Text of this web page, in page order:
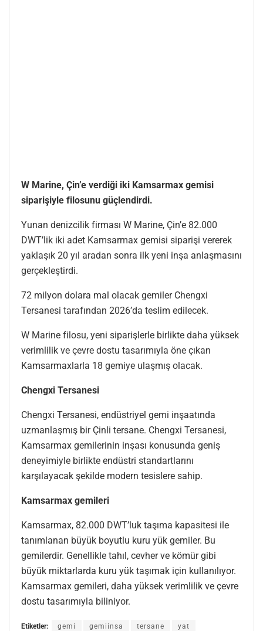
W Marine, Çin’e verdiği iki Kamsarmax gemisi
siparişiyle filosunu güçlendirdi.
Yunan denizcilik firması W Marine, Çin’e 82.000
DWT’lik iki adet Kamsarmax gemisi siparişi vererek
yaklaşık 20 yıl aradan sonra ilk yeni inşa anlaşmasını
gerçekleştirdi.
72 milyon dolara mal olacak gemiler Chengxi
Tersanesi tarafından 2026’da teslim edilecek.
W Marine filosu, yeni siparişlerle birlikte daha yüksek
verimlilik ve çevre dostu tasarımıyla öne çıkan
Kamsarmaxlarla 18 gemiye ulaşmış olacak.
Chengxi Tersanesi
Chengxi Tersanesi, endüstriyel gemi inşaatında
uzmanlaşmış bir Çinli tersane. Chengxi Tersanesi,
Kamsarmax gemilerinin inşası konusunda geniş
deneyimiyle birlikte endüstri standartlarını
karşılayacak şekilde modern tesislere sahip.
Kamsarmax gemileri
Kamsarmax, 82.000 DWT’luk taşıma kapasitesi ile
tanımlanan büyük boyutlu kuru yük gemiler. Bu
gemilerdir. Genellikle tahıl, cevher ve kömür gibi
büyük miktarlarda kuru yük taşımak için kullanılıyor.
Kamsarmax gemileri, daha yüksek verimlilik ve çevre
dostu tasarımıyla biliniyor.
Etiketler: gemi gemiinsa tersane yat